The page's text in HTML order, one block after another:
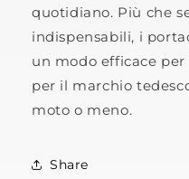
quotidiano. Più che
indispensabili, i
un modo efficace
per il marchio
moto o meno.
Share